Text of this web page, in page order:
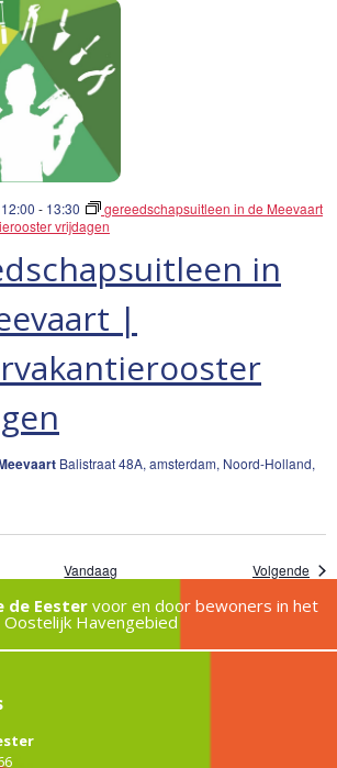
in
|
- 13:30
gereedschapsuitleen in de Meevaart
vrijdagen
Balistraat 48A, amsterdam, Noord-Holland,
Vandaag Volgende
de Eestervoor en door bewoners in het
Oostelijk Havengebied